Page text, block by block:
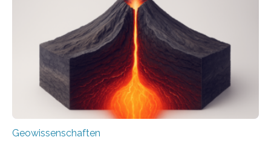
diese Partikel es den Organismen ermöglicht haben
könnten, winzige Schwankungen sowohl in der
Richtung als auch in der Intensität des Erdmagnetfelds
wahrzunehmen. Dadurch konnten sie sich verorten und
über den Ozean navigieren. Vor einigen Jahren…
Geowissenschaften